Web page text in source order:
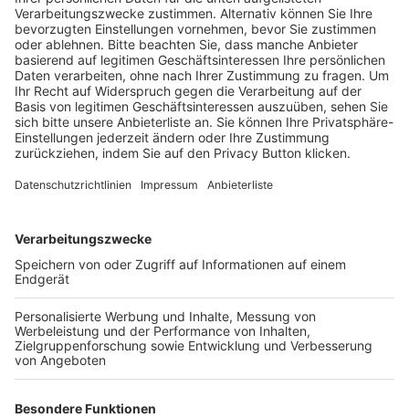
Schulungsangebot Vereinsmitarbeiter
BFV-Geschäftsstellen
Trainerbörse
Login SpielPlus
FOLGE DEM BFV
TOP-VEREINE
TOP-PARTNER